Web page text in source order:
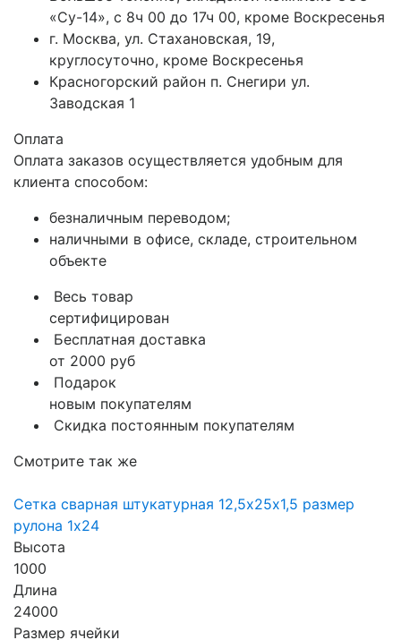
«Су-14», с 8ч 00 до 17ч 00, кроме Воскресенья
г. Москва, ул. Стахановская, 19,
круглосуточно, кроме Воскресенья
Красногорский район п. Снегири ул.
Заводская 1
Оплата
Оплата заказов осуществляется удобным для
клиента способом:
безналичным переводом;
наличными в офисе, складе, строительном
объекте
Весь товар
сертифицирован
Бесплатная доставка
от 2000 руб
Подарок
новым покупателям
Скидка постоянным покупателям
Смотрите так же
Сетка сварная штукатурная 12,5х25х1,5 размер
рулона 1х24
Высота
1000
Длина
24000
Размер ячейки